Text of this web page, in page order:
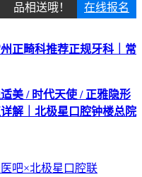
品相送哦！
在线报名
正畸科推荐正规牙科｜常
美 / 时代天使 / 正雅隐形
解｜北极星口腔钟楼总院